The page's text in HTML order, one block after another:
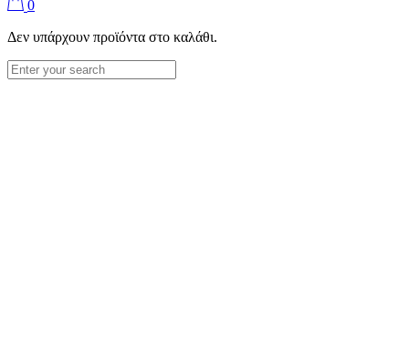
0
Δεν υπάρχουν προϊόντα στο καλάθι.